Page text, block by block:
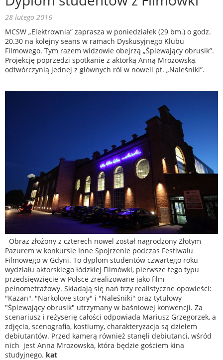
28 lutego 2016
MCSW „Elektrownia” zaprasza w poniedziałek (29 bm.) o godz.
20.30 na kolejny seans w ramach Dyskusyjnego Klubu
Filmowego. Tym razem widzowie obejrzą „Śpiewający obrusik”.
Projekcję poprzedzi spotkanie z aktorką Anną Mrozowską,
odtwórczynią jednej z głównych ról w noweli pt. „Naleśniki”.
Obraz złożony z czterech nowel został nagrodzony Złotym
Pazurem w konkursie Inne Spojrzenie podczas Festiwalu
Filmowego w Gdyni. To dyplom studentów czwartego roku
wydziału aktorskiego łódzkiej Filmówki, pierwsze tego typu
przedsięwzięcie w Polsce zrealizowane jako film
pełnometrażowy. Składają się nań trzy realistyczne opowieści:
"Kazan", "Narkolove story" i "Naleśniki" oraz tytułowy
"Śpiewający obrusik" utrzymany w baśniowej konwencji. Za
scenariusz i reżyserię całości odpowiada Mariusz Grzegorzek, a
zdjęcia, scenografia, kostiumy, charakteryzacja są dziełem
debiutantów. Przed kamerą również stanęli debiutanci, wśród
nich jest Anna Mrozowska, która będzie gościem kina
studyjnego. kat